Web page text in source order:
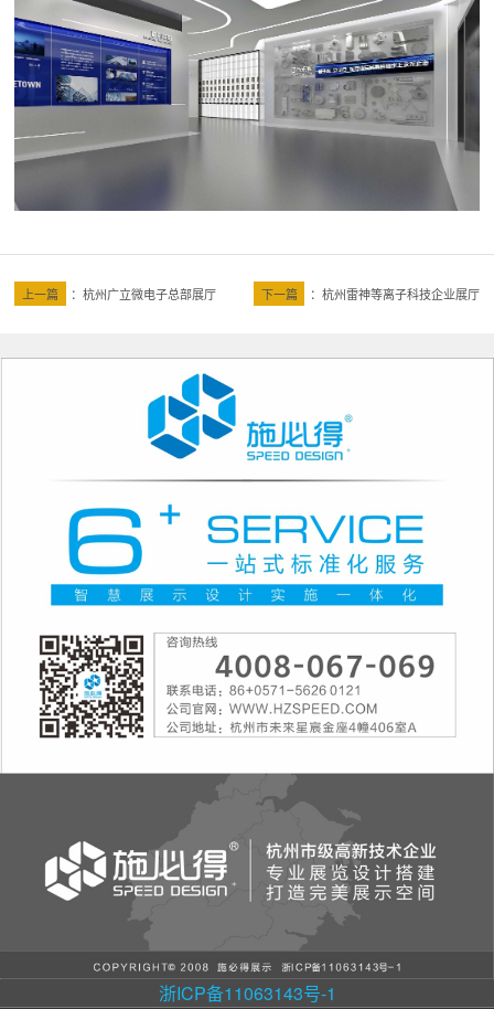
上一篇 ：杭州广立微电子总部展厅 下一篇 ： 杭州雷神等离子科技企业展厅
浙ICP备11063143号-1